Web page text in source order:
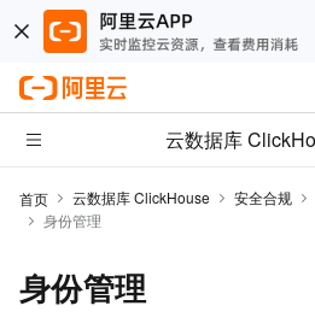
云数据库
首页 云数据库 ClickHouse 安全合规
身份管理
身份管理